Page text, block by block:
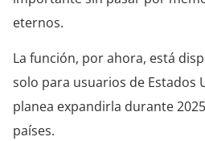
eternos.
La función, por ahora, está
solo para usuarios de Estados
planea expandirla durante
países.